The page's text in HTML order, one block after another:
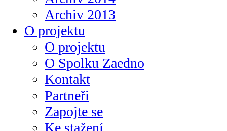
Archiv 2013
O projektu
O projektu
O Spolku Zaedno
Kontakt
Partneři
Zapojte se